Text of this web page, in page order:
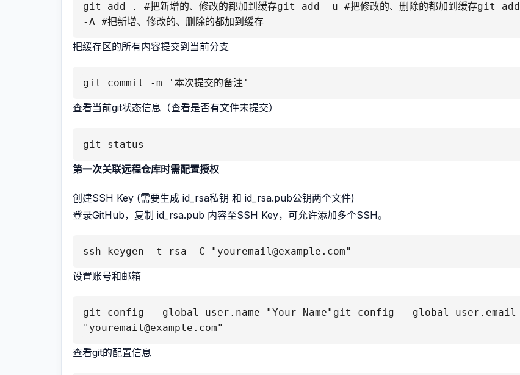
git add . #把新增的、修改的都加到缓存git add -u #把修改的、删除的都加到缓存git add
-A #把新增、修改的、删除的都加到缓存
把缓存区的所有内容提交到当前分支
git commit -m '本次提交的备注'
查看当前git状态信息（查看是否有文件未提交）
git status
第一次关联远程仓库时需配置授权
创建SSH Key (需要生成 id_rsa私钥 和 id_rsa.pub公钥两个文件)
登录GitHub，复制 id_rsa.pub 内容至SSH Key，可允许添加多个SSH。
ssh-keygen -t rsa -C "youremail@example.com"
设置账号和邮箱
git config --global user.name "Your Name"git config --global user.email
"youremail@example.com"
查看git的配置信息